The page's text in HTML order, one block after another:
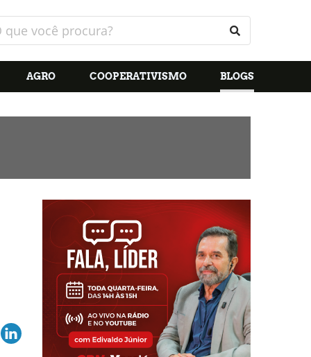
AGRO COOPERATIVISMO BLOGS